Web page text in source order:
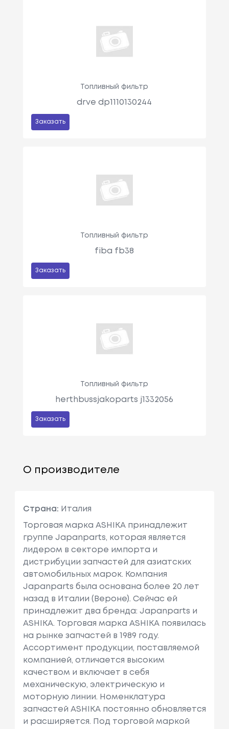
Топливный фильтр
drve dp1110130244
Заказать
Топливный фильтр
fiba fb38
Заказать
Топливный фильтр
herthbussjakoparts j1332056
Заказать
О производителе
Страна: Италия
Торговая марка ASHIKA принадлежит
группе Japanparts, которая является
лидером в секторе импорта и
дистрибуции запчастей для азиатских
автомобильных марок. Компания
Japanparts была основана более 20 лет
назад в Италии (Вероне). Сейчас ей
принадлежит два бренда: Japanparts и
ASHIKA. Торговая марка ASHIKA появилась
на рынке запчастей в 1989 году.
Ассортимент продукции, поставляемой
компанией, отличается высоким
качеством и включает в себя
механическую, электрическую и
моторную линии. Номенклатура
запчастей ASHIKA постоянно обновляется
и расширяется. Под торговой маркой